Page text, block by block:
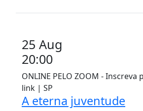
25 Aug
20:00
ONLINE PELO ZOOM - Inscreva
link | SP
A eterna juventude